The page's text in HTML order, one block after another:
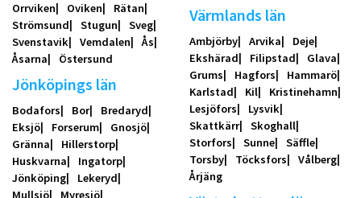
Orrviken
Oviken
Rätan
Strömsund
Stugun
Sveg
Svenstavik
Vemdalen
Ås
Åsarna
Östersund
Jönköpings län
Bodafors Bor
Bredaryd
Eksjö
Forserum
Gnosjö
Gränna
Hillerstorp
Huskvarna
Ingatorp
Jönköping
Lekeryd
Mullsjö
Myresjö
Värmlands län
Ambjörby Arvika
Deje
Ekshärad
Filipstad
Glava
Grums
Hagfors
Hammarö
Karlstad
Kil
Kristinehamn
Lesjöfors
Lysvik
Skattkärr
Skoghall
Storfors
Sunne
Säffle
Torsby
Töcksfors
Vålberg
Årjäng